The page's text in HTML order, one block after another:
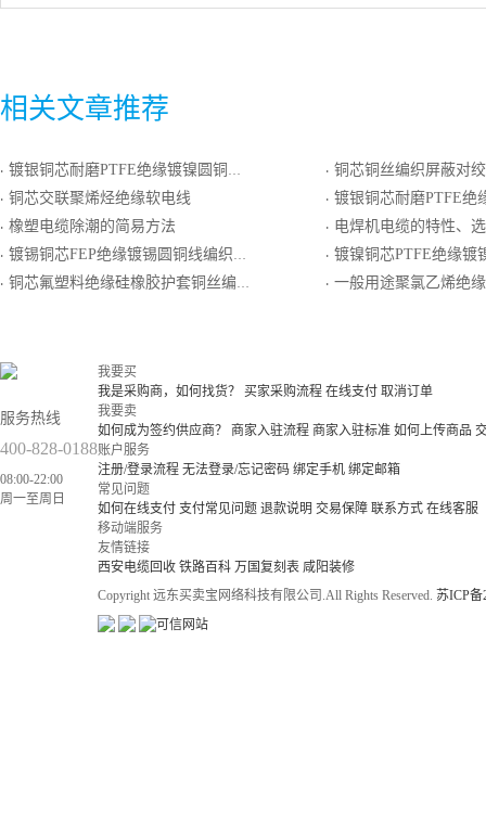
相关文章推荐
· 镀银铜芯耐磨PTFE绝缘镀镍圆铜线绕包屏蔽PTFE生带护套电线电缆
· 铜芯交联聚烯烃绝缘软电线
· 橡塑电缆除潮的简易方法
· 镀锡铜芯FEP绝缘镀锡圆铜线编织屏蔽FEP护套电线电缆
· 铜芯氟塑料绝缘硅橡胶护套铜丝编织屏蔽对绞铜丝编织总屏计算机电缆
· 铜芯铜丝编织屏蔽对绞铜丝编织屏蔽总屏聚氯乙烯绝缘
· 镀银铜芯耐磨PTFE绝缘FEP
· 电焊机电缆的特性、选
· 镀镍铜芯PTFE绝缘镀镍圆铜线编织屏蔽
· 一般用途聚氯乙烯绝缘聚氯乙烯
服务热线
400-828-0188
08:00-22:00
周一至周日
我要买
我是采购商，如何找货？
买家采购流程 在线支付 取消订单
我要卖
如何成为签约供应商？
商家入驻流程 商家入驻标准 如何上传商品
账户服务
注册/登录流程 无法登录/忘记密码 绑定手机 绑定邮箱
常见问题
如何在线支付 支付常见问题 退款说明 交易保障 联系方式 在线客服
移动端服务
友情链接
西安电缆回收 铁路百科 万国复刻表 咸阳装修
Copyright 远东买卖宝网络科技有限公司.All Rights Reserved. 苏ICP备